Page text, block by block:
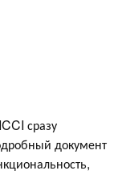
сразу
документ